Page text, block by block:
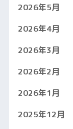
2026年5月
2026年4月
2026年3月
2026年2月
2026年1月
2025年12月